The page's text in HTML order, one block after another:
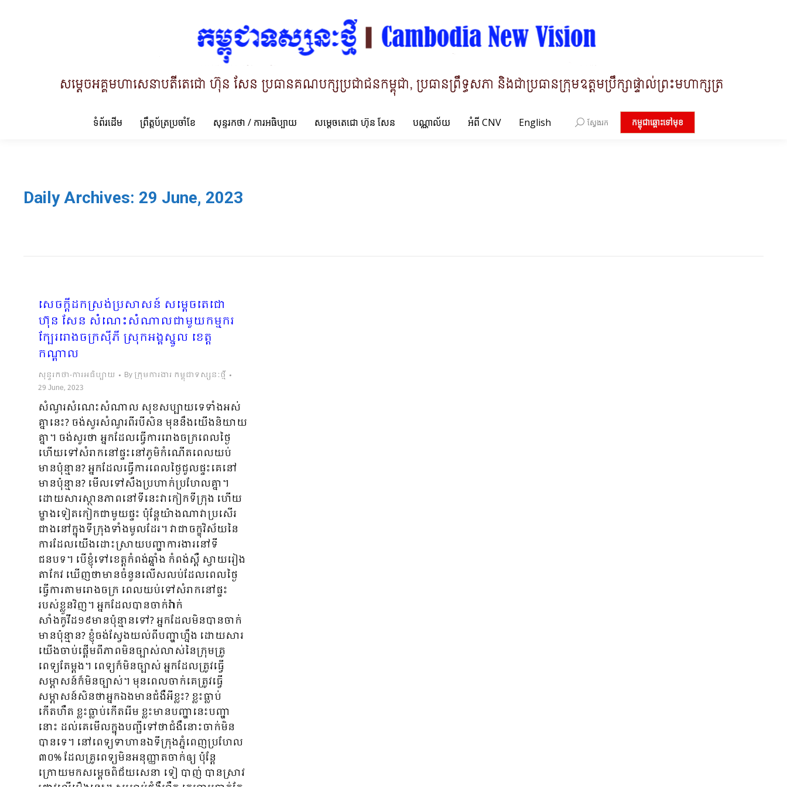
ទំព័រដើម ព្រឹត្តប័ត្រប្រចាំខែ សុន្ទរកថា / ការអធិប្បាយ សម្តេចតេជោ ហ៊ុន សែន បណ្ណាល័យ អំពី CNV English Search:
ស្វែងរក កម្ពុជាឆ្ពោះទៅមុខ
Daily Archives: 29 June, 2023
សេចក្ដីដកស្រង់ប្រសាសន៍ សម្ដេចតេជោ
ហ៊ុន សែន សំណេះសំណាលជាមួយកម្មករ
ក្បែររោងចក្រស៊ីភី ស្រុកអង្គស្នួល ខេត្ត
កណ្តាល
សុន្ទរកថា-ការអធិប្បាយ By ក្រុមការងារ កម្ពុជាទស្សនៈថ្មី
29 June, 2023
សំណួរសំណេះសំណាល សុខសប្បាយទេទាំងអស់
គ្នានេះ? ចង់សួរសំណួរពីរបីសិន មុននឹងយើងនិយាយ
គ្នា។ ចង់សួរថា អ្នកដែលធ្វើ​ការរោងចក្រពេលថ្ងៃ
ហើយទៅសំរាកនៅផ្ទះនៅភូមិកំណើតពេលយប់
មានប៉ុន្មាន? អ្នកដែលធ្វើការពេលថ្ងៃជួលផ្ទះគេនៅ
មានប៉ុន្មាន? មើលទៅសឹងប្រហាក់ប្រហែលគ្នា។
ដោយសារស្ថានភាពនៅទីនេះវាកៀកទីក្រុង ហើយ
ម្ខាងទៀត​កៀកជាមួយផ្ទះ ប៉ុន្ដែយ៉ាងណាវាប្រសើរ
ជាងនៅក្នុងទីក្រុងទាំងមូលដែរ។ វាជាចក្ខុវិស័យនៃ
ការដែលយើង​ដោះស្រាយបញ្ហាការងារនៅទី
ជនបទ។ បើខ្ញុំទៅខេត្តកំពង់ឆ្នាំង កំពង់ស្ពឺ ស្វាយរៀង
តាកែវ ឃើញថាមានចំនួនលើសលប់ដែលពេលថ្ងៃ
ធ្វើការតាមរោងចក្រ ពេលយប់ទៅសំរាកនៅផ្ទះ
របស់ខ្លួនវិញ។ អ្នកដែលបានចាក់វ៉ាក់
សាំងកូវីដ១៩មានប៉ុន្មានទៅ? អ្នកដែល​មិនបាន​ចាក់
មានប៉ុន្មាន? ខ្ញុំចង់ស្វែងយល់ពីបញ្ហាហ្នឹង ដោយសារ
យើង​ចាប់ផ្ដើមពីភាពមិនច្បាស់លាស់នៃក្រុមគ្រូ
ពេទ្យតែម្ដង។ ពេទ្យក៏មិនច្បាស់ អ្នកដែលត្រូវធ្វើ
សម្ភាសន៍ក៏មិនច្បាស់។ មុនពេលចាក់គេត្រូវធ្វើ
សម្ភាសន៍សិនថាអ្នកឯងមានជំងឺអីខ្លះ? ខ្លះធ្លាប់
កើតហឺត ខ្លះធ្លាប់កើតរើម ខ្លះមានបញ្ហា​នេះបញ្ហា
នោះ ដល់គេមើលក្នុងបញ្ជីទៅថាជំងឺនោះចាក់មិន
បានទេ។ នៅពេទ្យទាហានឯទីក្រុងភ្នំពេញប្រហែល
៣០% ដែលគ្រូពេទ្យមិនអនុញ្ញាតចាក់ឲ្យ ប៉ុន្ដែ
ក្រោយមកសម្ដេចពិជ័យសេនា ទៀ បាញ់ បានស្រាវ